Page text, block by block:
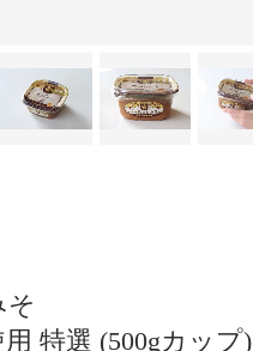
そ
特選 (500gカップ)